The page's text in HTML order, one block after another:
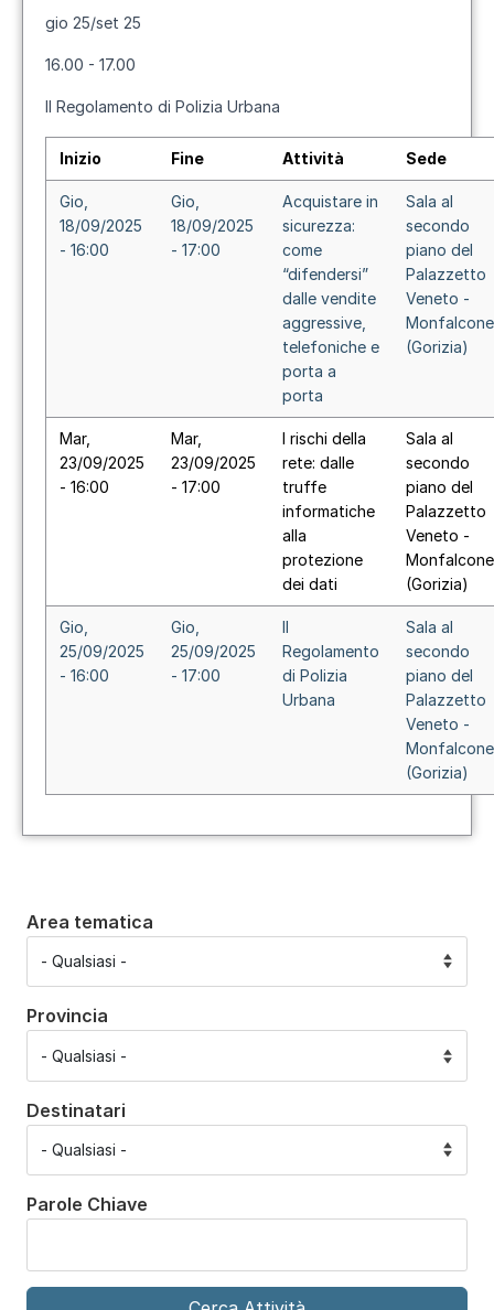
gio 25/set 25
16.00 - 17.00
Il Regolamento di Polizia Urbana
Inizio Fine Attività Sede
Gio,
18/09/2025
- 16:00
Gio,
18/09/2025
- 17:00
Acquistare in
sicurezza:
come
“difendersi”
dalle vendite
aggressive,
telefoniche e
porta a
porta
Sala al
secondo
piano del
Palazzetto
Veneto -
Monfalcone
(Gorizia)
Mar,
23/09/2025
- 16:00
Mar,
23/09/2025
- 17:00
I rischi della
rete: dalle
truffe
informatiche
alla
protezione
dei dati
Sala al
secondo
piano del
Palazzetto
Veneto -
Monfalcone
(Gorizia)
Gio,
25/09/2025
- 16:00
Gio,
25/09/2025
- 17:00
Il
Regolamento
di Polizia
Urbana
Sala al
secondo
piano del
Palazzetto
Veneto -
Monfalcone
(Gorizia)
Area tematica
Provincia
Destinatari
Parole Chiave